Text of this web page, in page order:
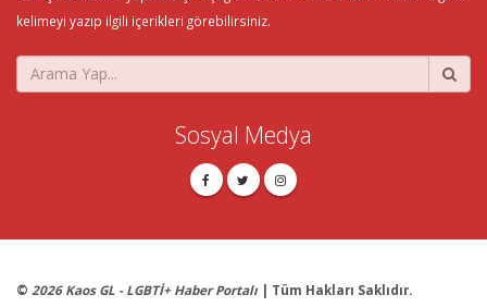
kelimeyi yazıp ilgili içerikleri görebilirsiniz.
Sosyal Medya
© 2026 Kaos GL - LGBTİ+ Haber Portalı | Tüm Hakları Saklıdır.